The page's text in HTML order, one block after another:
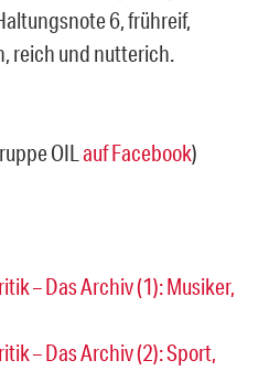
6, frühreif,
reich und nutterich.
OIL auf Facebook)
– Das Archiv (1): Musiker,
– Das Archiv (2): Sport,